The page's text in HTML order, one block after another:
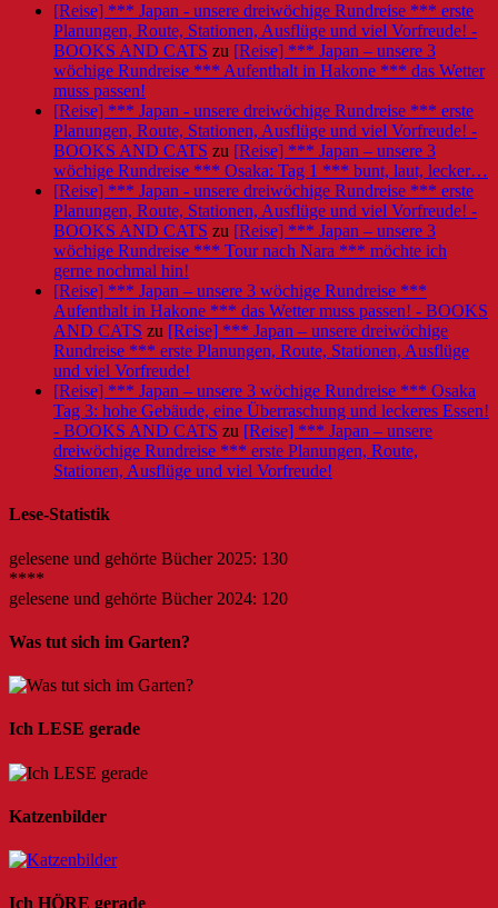
[Reise] *** Japan - unsere dreiwöchige Rundreise *** erste
Planungen, Route, Stationen, Ausflüge und viel Vorfreude! -
BOOKS AND CATS zu [Reise] *** Japan – unsere 3
wöchige Rundreise *** Aufenthalt in Hakone *** das Wetter
muss passen!
[Reise] *** Japan - unsere dreiwöchige Rundreise *** erste
Planungen, Route, Stationen, Ausflüge und viel Vorfreude! -
BOOKS AND CATS zu [Reise] *** Japan – unsere 3
wöchige Rundreise *** Osaka: Tag 1 *** bunt, laut, lecker…
[Reise] *** Japan - unsere dreiwöchige Rundreise *** erste
Planungen, Route, Stationen, Ausflüge und viel Vorfreude! -
BOOKS AND CATS zu [Reise] *** Japan – unsere 3
wöchige Rundreise *** Tour nach Nara *** möchte ich
gerne nochmal hin!
[Reise] *** Japan – unsere 3 wöchige Rundreise ***
Aufenthalt in Hakone *** das Wetter muss passen! - BOOKS
AND CATS zu [Reise] *** Japan – unsere dreiwöchige
Rundreise *** erste Planungen, Route, Stationen, Ausflüge
und viel Vorfreude!
[Reise] *** Japan – unsere 3 wöchige Rundreise *** Osaka
Tag 3: hohe Gebäude, eine Überraschung und leckeres Essen!
- BOOKS AND CATS zu [Reise] *** Japan – unsere
dreiwöchige Rundreise *** erste Planungen, Route,
Stationen, Ausflüge und viel Vorfreude!
Lese-Statistik
gelesene und gehörte Bücher 2025: 130
****
gelesene und gehörte Bücher 2024: 120
Was tut sich im Garten?
Ich LESE gerade
Katzenbilder
Ich HÖRE gerade